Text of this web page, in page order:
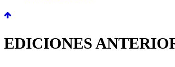
EDICIONES